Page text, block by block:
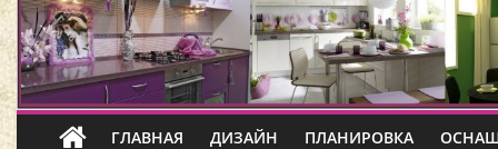
ГЛАВНАЯ ДИЗАЙН ПЛАНИРОВКА